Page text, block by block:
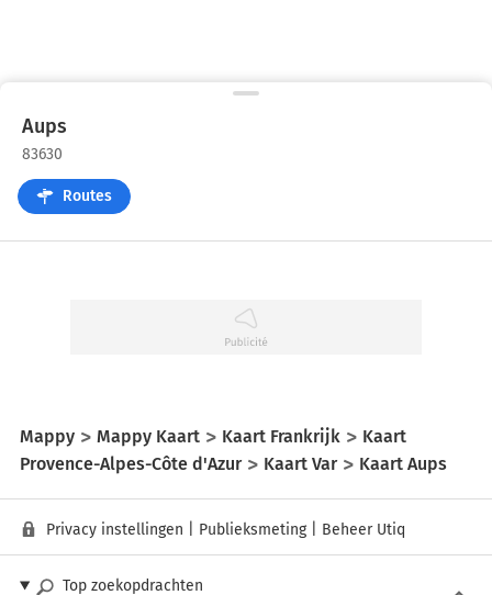
Aups
83630
Routes
Mappy Mappy Kaart Kaart Frankrijk
Kaart
Provence-Alpes-Côte d'Azur
Kaart Var Kaart Aups
Privacy instellingen Publieksmeting| Beheer Utiq
Top zoekopdrachten